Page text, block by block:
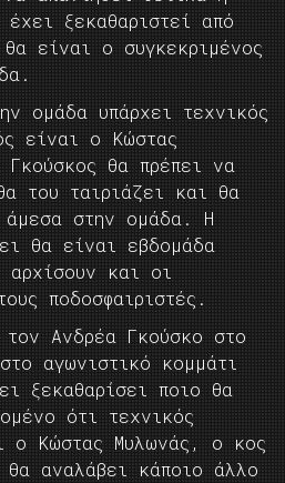
ξεκαθαριστεί από
είναι ο συγκεκριμένος
ομάδα υπάρχει τεχνικός
είναι ο Κώστας
θα πρέπει να
του ταιριάζει και θα
άμεσα στην ομάδα. Η
θα είναι εβδομάδα
και οι
ποδοσφαιριστές.
Ανδρέα Γκούσκο στο
αγωνιστικό κομμάτι
ξεκαθαρίσει ποιο θα
ότι τεχνικός
ο Κώστας Μυλωνάς, ο κος
αναλάβει κάποιο άλλο